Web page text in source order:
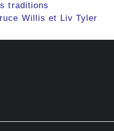
traditions
Willis et Liv Tyler